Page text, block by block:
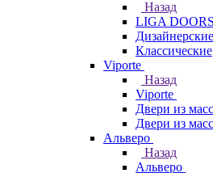
Назад
LIGA DOORS
Дизайнерские
Классические
Viporte
Назад
Viporte
Двери из
Двери из
Альверо
Назад
Альверо